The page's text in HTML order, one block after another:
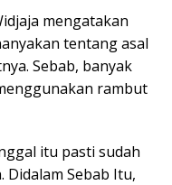
mengatakan
tentang asal
Sebab, banyak
rambut
itu pasti sudah
Sebab Itu,